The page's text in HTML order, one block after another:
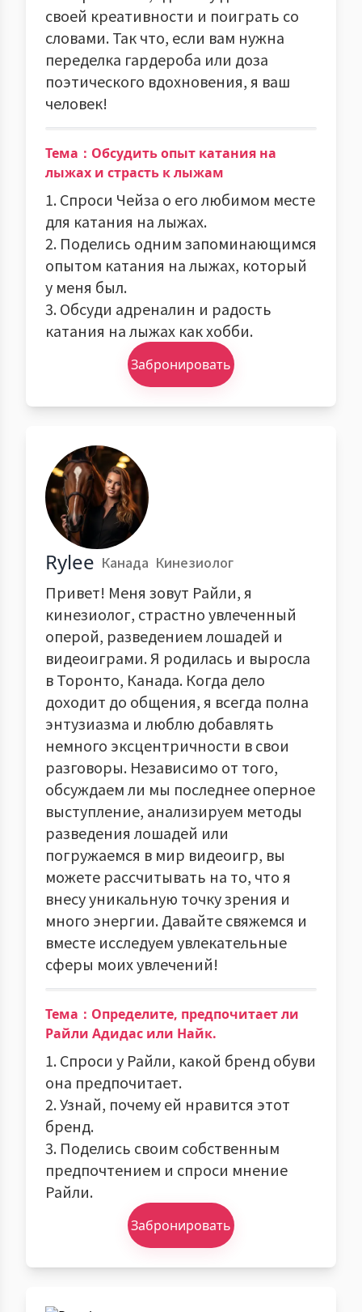
своей креативности и поиграть со
словами. Так что, если вам нужна
переделка гардероба или доза
поэтического вдохновения, я ваш
человек!
Тема：Обсудить опыт катания на
лыжах и страсть к лыжам
1. Спроси Чейза о его любимом месте
для катания на лыжах.
2. Поделись одним запоминающимся
опытом катания на лыжах, который
у меня был.
3. Обсуди адреналин и радость
катания на лыжах как хобби.
Забронировать
Rylee Канада Кинезиолог
Привет! Меня зовут Райли, я
кинезиолог, страстно увлеченный
оперой, разведением лошадей и
видеоиграми. Я родилась и выросла
в Торонто, Канада. Когда дело
доходит до общения, я всегда полна
энтузиазма и люблю добавлять
немного эксцентричности в свои
разговоры. Независимо от того,
обсуждаем ли мы последнее оперное
выступление, анализируем методы
разведения лошадей или
погружаемся в мир видеоигр, вы
можете рассчитывать на то, что я
внесу уникальную точку зрения и
много энергии. Давайте свяжемся и
вместе исследуем увлекательные
сферы моих увлечений!
Тема：Определите, предпочитает ли
Райли Адидас или Найк.
1. Спроси у Райли, какой бренд обуви
она предпочитает.
2. Узнай, почему ей нравится этот
бренд.
3. Поделись своим собственным
предпочтением и спроси мнение
Райли.
Забронировать